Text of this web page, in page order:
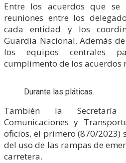
Entre los acuerdos que
reuniones entre los
cada entidad y los
Guardia Nacional. Además
los equipos centrales
cumplimento de los acuerdos
Durante las pláticas.
También la Secretaría
Comunicaciones y
oficios, el primero (870/2023)
del uso de las rampas de
carretera.